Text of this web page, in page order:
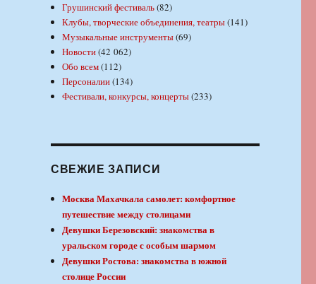
Грушинский фестиваль(82)
Клубы, творческие объединения, театры(141)
Музыкальные инструменты(69)
Новости(42 062)
Обо всем(112)
Персоналии(134)
Фестивали, конкурсы, концерты(233)
СВЕЖИЕ ЗАПИСИ
Москва Махачкала самолет: комфортное
путешествие между столицами
Девушки Березовский: знакомства в
уральском городе с особым шармом
Девушки Ростова: знакомства в южной
столице России